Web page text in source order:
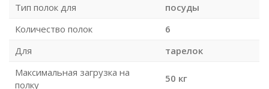
Тип полок для
посуды
Количество полок
6
Для
тарелок
Максимальная загрузка на
полку
50 кг